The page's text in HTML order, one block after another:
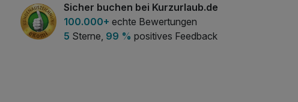
Sicher buchen bei Kurzurlaub.de
100.000+ echte Bewertungen
5 Sterne, 99 % positives Feedback